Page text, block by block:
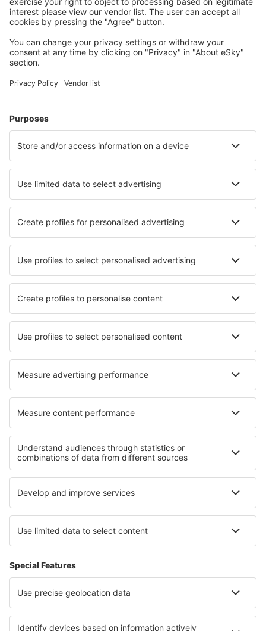
Planifica tu viaje
Vuelos baratos
Escapadas
Vuelo+Hotel
Hoteles
Traslados
Atracciones
Eventos deportivos
Aprende más
Mejor Precio Garantizado
Aplicación móvil
Aerolíneas
Ryanair
Vueling
Iberia
Air Europa
Wizz Air
Sobre eSky
Términos y condiciones
Mis reservas
Política de privacidad
Asistencia y contacto
Países
Páginas web internacionales
eSky.eu eSky.com eDestinos.com